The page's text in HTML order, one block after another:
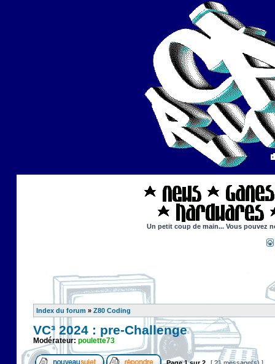
Un petit coup de main... Vous pouvez
Index du forum » Z80 Coding
VC³ 2024 : pre-Challenge
Modérateur: poulette73